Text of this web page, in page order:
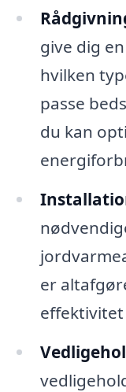
give dig
hvilken
passe
du kan
er